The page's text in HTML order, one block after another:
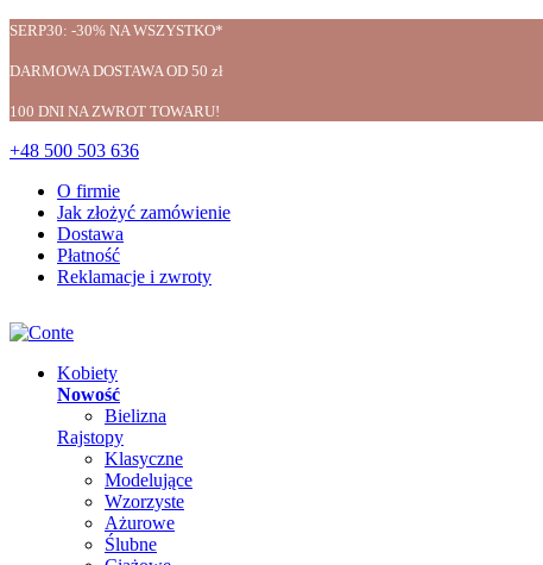
SERP30: -30% NA WSZYSTKO*
DARMOWA DOSTAWA OD 50 zł
100 DNI NA ZWROT TOWARU!
+48 500 503 636
O firmie
Jak złożyć zamówienie
Dostawa
Płatność
Reklamacje i zwroty
Kobiety
Nowość
Bielizna
Rajstopy
Klasyczne
Modelujące
Wzorzyste
Ażurowe
Ślubne